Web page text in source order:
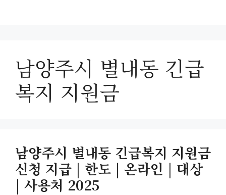
남양주시 별내동 긴급
복지 지원금
남양주시 별내동 긴급복지 지원금
신청 지급 | 한도 | 온라인 | 대상
| 사용처 2025